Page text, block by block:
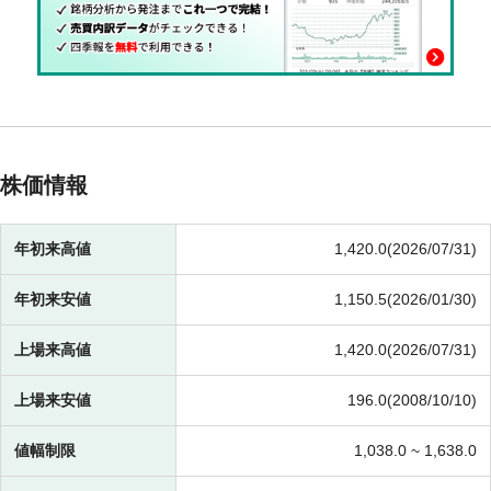
株価情報
年初来高値 1,420.0(2026/07/31)
年初来安値 1,150.5(2026/01/30)
上場来高値 1,420.0(2026/07/31)
上場来安値 196.0(2008/10/10)
値幅制限 1,038.0 ~ 1,638.0